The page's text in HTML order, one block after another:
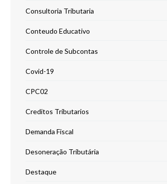
Consultoria Tributaria
Conteudo Educativo
Controle de Subcontas
Covid-19
CPC02
Creditos Tributarios
Demanda Fiscal
Desoneração Tributária
Destaque